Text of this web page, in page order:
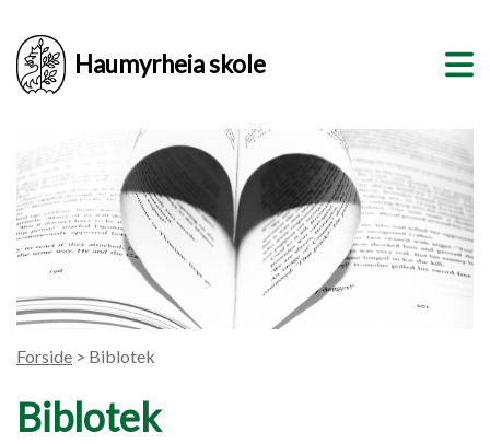
Haumyrheia skole
Forside > Biblotek
Biblotek